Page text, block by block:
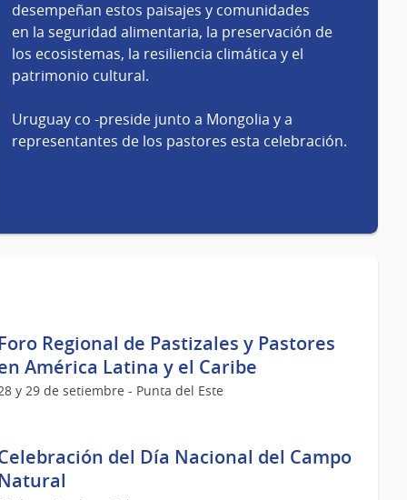
desempeñan estos paisajes y comunidades
en la seguridad alimentaria, la preservación de
los ecosistemas, la resiliencia climática y el
patrimonio cultural.
Uruguay co -preside junto a Mongolia y a
representantes de los pastores esta celebración.
Regional de Pastizales y Pastores
América Latina y el Caribe
y 29 de setiembre - Punta del Este
del Día Nacional del Campo